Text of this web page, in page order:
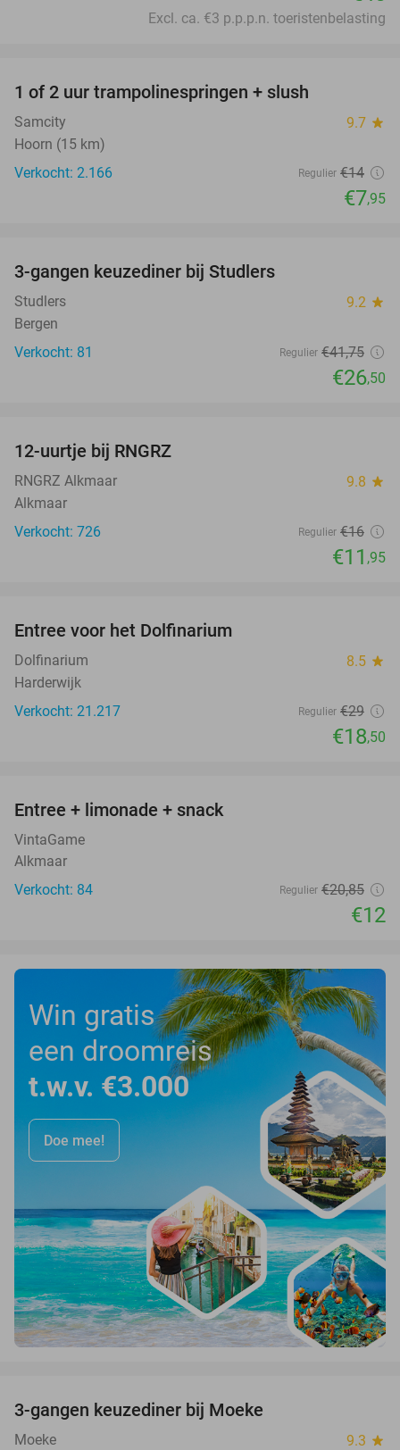
Excl. ca. €3 p.p.p.n. toeristenbelasting
1 of 2 uur trampolinespringen + slush
Samcity 9.7 star
Hoorn (15 km)
Verkocht: 2.166
Regulier €14
€7,95
3-gangen keuzediner bij Studlers
Studlers 9.2 star
Bergen
Verkocht: 81
Regulier €41,75
€26,50
12-uurtje bij RNGRZ
RNGRZ Alkmaar 9.8 star
Alkmaar
Verkocht: 726
Regulier €16
€11 ,95
Entree voor het Dolfinarium
Dolfinarium 8.5 star
Harderwijk
Verkocht: 21.217
Regulier €29
€18,50
Entree + limonade + snack
VintaGame
Alkmaar
Verkocht: 84
Regulier €20,85
€12
Win gratis
een droomreis
t.w.v. €3.000
Doe mee!
3-gangen keuzediner bij Moeke
Moeke 9.3 star